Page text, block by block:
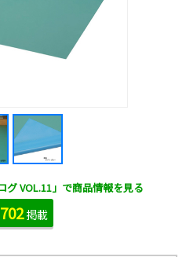
グ VOL.11」で商品情報を見る
掲載